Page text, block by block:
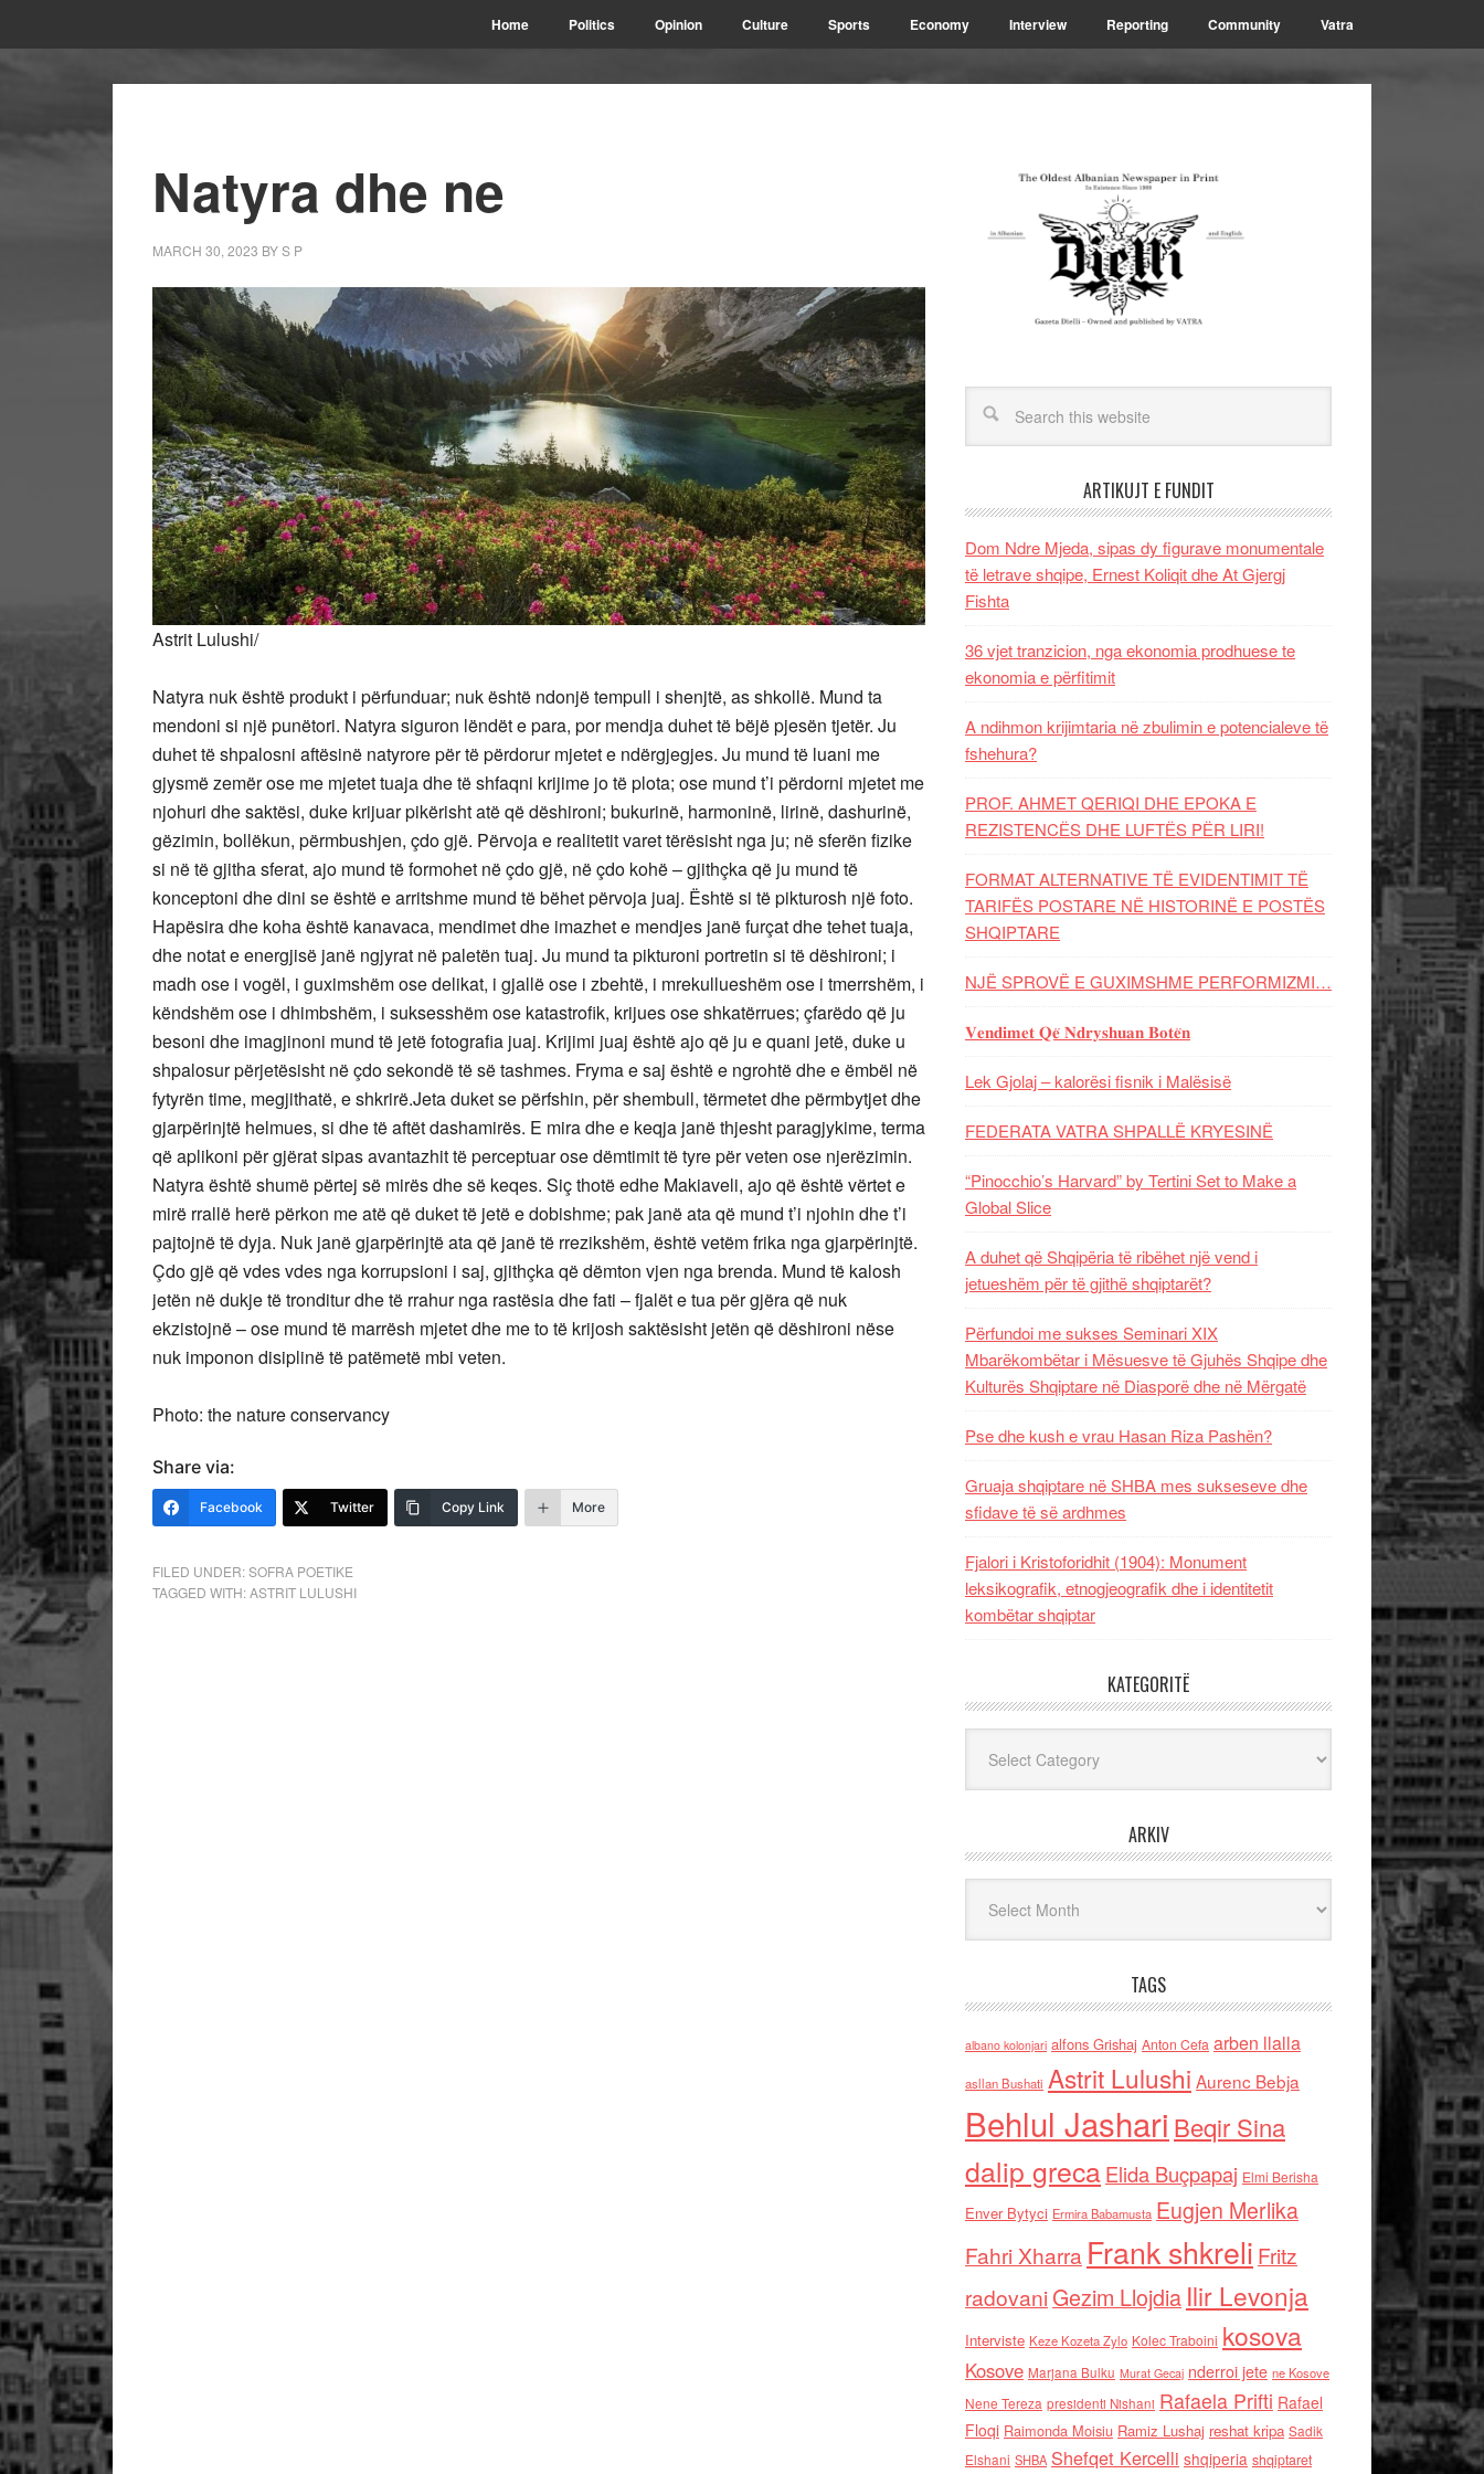
Home Politics Opinion Culture Sports Economy Interview Reporting Community Vatra
Natyra dhe ne
MARCH 30, 2023 BYS P
Astrit Lulushi/
Natyra nuk është produkt i përfunduar; nuk është ndonjë tempull i shenjtë, as shkollë. Mund ta
mendoni si një punëtori. Natyra siguron lëndët e para, por mendja duhet të bëjë pjesën tjetër. Ju
duhet të shpalosni aftësinë natyrore për të përdorur mjetet e ndërgjegjes. Ju mund të luani me
gjysmë zemër ose me mjetet tuaja dhe të shfaqni krijime jo të plota; ose mund t’i përdorni mjetet me
njohuri dhe saktësi, duke krijuar pikërisht atë që dëshironi; bukurinë, harmoninë, lirinë, dashurinë,
gëzimin, bollëkun, përmbushjen, çdo gjë. Përvoja e realitetit varet tërësisht nga ju; në sferën fizike
si në të gjitha sferat, ajo mund të formohet në çdo gjë, në çdo kohë – gjithçka që ju mund të
konceptoni dhe dini se është e arritshme mund të bëhet përvoja juaj. Është si të pikturosh një foto.
Hapësira dhe koha është kanavaca, mendimet dhe imazhet e mendjes janë furçat dhe tehet tuaja,
dhe notat e energjisë janë ngjyrat në paletën tuaj. Ju mund ta pikturoni portretin si të dëshironi; i
madh ose i vogël, i guximshëm ose delikat, i gjallë ose i zbehtë, i mrekullueshëm ose i tmerrshëm, i
këndshëm ose i dhimbshëm, i suksesshëm ose katastrofik, krijues ose shkatërrues; çfarëdo që ju
besoni dhe imagjinoni mund të jetë fotografia juaj. Krijimi juaj është ajo që ju e quani jetë, duke u
shpalosur përjetësisht në çdo sekondë të së tashmes. Fryma e saj është e ngrohtë dhe e ëmbël në
fytyrën time, megjithatë, e shkrirë.Jeta duket se përfshin, për shembull, tërmetet dhe përmbytjet dhe
gjarpërinjtë helmues, si dhe të aftët dashamirës. E mira dhe e keqja janë thjesht paragjykime, terma
që aplikoni për gjërat sipas avantazhit të perceptuar ose dëmtimit të tyre për veten ose njerëzimin.
Natyra është shumë përtej së mirës dhe së keqes. Siç thotë edhe Makiaveli, ajo që është vërtet e
mirë rrallë herë përkon me atë që duket të jetë e dobishme; pak janë ata që mund t’i njohin dhe t’i
pajtojnë të dyja. Nuk janë gjarpërinjtë ata që janë të rrezikshëm, është vetëm frika nga gjarpërinjtë.
Çdo gjë që vdes vdes nga korrupsioni i saj, gjithçka që dëmton vjen nga brenda. Mund të kalosh
jetën në dukje të tronditur dhe të rrahur nga rastësia dhe fati – fjalët e tua për gjëra që nuk
ekzistojnë – ose mund të marrësh mjetet dhe me to të krijosh saktësisht jetën që dëshironi nëse
nuk imponon disiplinë të patëmetë mbi veten.
Photo: the nature conservancy
Share via:
Facebook Twitter Copy Link More
FILED UNDER:SOFRA POETIKE
TAGGED WITH:ASTRIT LULUSHI
ARTIKUJT E FUNDIT
Dom Ndre Mjeda, sipas dy figurave monumentale
të letrave shqipe, Ernest Koliqit dhe At Gjergj
Fishta
36 vjet tranzicion, nga ekonomia prodhuese te
ekonomia e përfitimit
A ndihmon krijimtaria në zbulimin e potencialeve të
fshehura?
PROF. AHMET QERIQI DHE EPOKA E
REZISTENCЁS DHE LUFTЁS PЁR LIRI!
FORMAT ALTERNATIVE TË EVIDENTIMIT TË
TARIFËS POSTARE NË HISTORINË E POSTËS
SHQIPTARE
NJË SPROVË E GUXIMSHME PERFORMIZMI…
𝐕𝐞𝐧𝐝𝐢𝐦𝐞𝐭 𝐐𝐞̈ 𝐍𝐝𝐫𝐲𝐬𝐡𝐮𝐚𝐧 𝐁𝐨𝐭𝐞̈𝐧
Lek Gjolaj – kalorësi fisnik i Malësisë
FEDERATA VATRA SHPALLË KRYESINË
“Pinocchio’s Harvard” by Tertini Set to Make a
Global Slice
A duhet që Shqipëria të ribëhet një vend i
jetueshëm për të gjithë shqiptarët?
Përfundoi me sukses Seminari XIX
Mbarëkombëtar i Mësuesve të Gjuhës Shqipe dhe
Kulturës Shqiptare në Diasporë dhe në Mërgatë
Pse dhe kush e vrau Hasan Riza Pashën?
Gruaja shqiptare në SHBA mes sukseseve dhe
sfidave të së ardhmes
Fjalori i Kristoforidhit (1904): Monument
leksikografik, etnogjeografik dhe i identitetit
kombëtar shqiptar
KATEGORITË
ARKIV
TAGS
albano kolonjari alfons Grishaj Anton Cefa arben llalla
asllan Bushati Astrit Lulushi Aurenc Bebja
Behlul Jashari Beqir Sina
dalip grecaElida Buçpapaj Elmi Berisha
Enver Bytyci Ermira Babamusta Eugjen Merlika
Fahri Xharra Frank shkreli Fritz
radovaniGezim Llojdia Ilir Levonja
Interviste Keze Kozeta Zylo Kolec Traboini kosova
Kosove Marjana Bulku Murat Gecaj nderroi jete ne Kosove
Nene Tereza presidenti Nishani Rafaela Prifti Rafael
Floqi Raimonda Moisiu Ramiz Lushaj reshat kripa Sadik
Elshani SHBA Shefqet Kercelli shqiperia shqiptaret